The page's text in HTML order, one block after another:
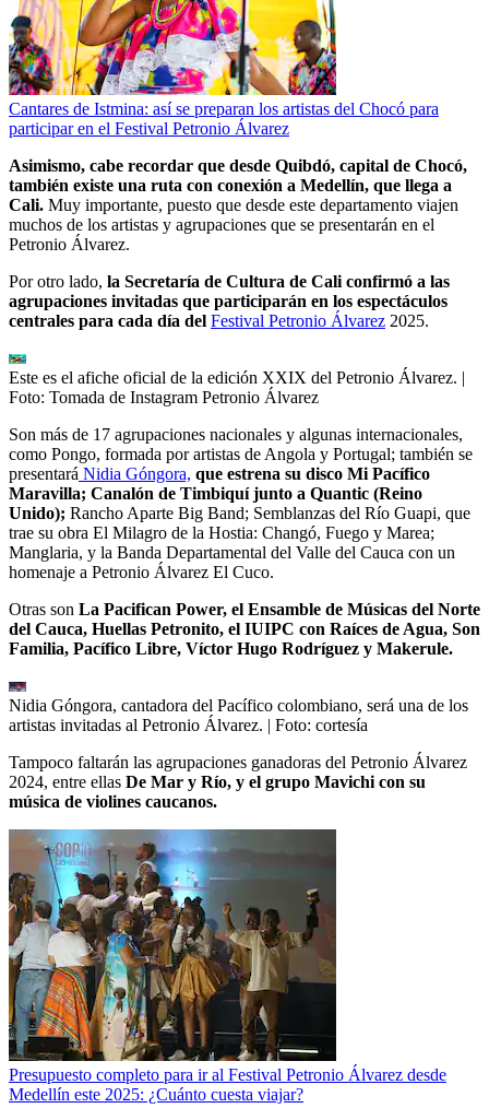
Cantares de Istmina: así se preparan los artistas del Chocó para
participar en el Festival Petronio Álvarez
Asimismo, cabe recordar que desde Quibdó, capital de Chocó,
también existe una ruta con conexión a Medellín, que llega a
Cali. Muy importante, puesto que desde este departamento viajen
muchos de los artistas y agrupaciones que se presentarán en el
Petronio Álvarez.
Por otro lado, la Secretaría de Cultura de Cali confirmó a las
agrupaciones invitadas que participarán en los espectáculos
centrales para cada día del Festival Petronio Álvarez 2025.
Este es el afiche oficial de la edición XXIX del Petronio Álvarez. |
Foto: Tomada de Instagram Petronio Álvarez
Son más de 17 agrupaciones nacionales y algunas internacionales,
como Pongo, formada por artistas de Angola y Portugal; también se
presentará Nidia Góngora, que estrena su disco Mi Pacífico
Maravilla; Canalón de Timbiquí junto a Quantic (Reino
Unido); Rancho Aparte Big Band; Semblanzas del Río Guapi, que
trae su obra El Milagro de la Hostia: Changó, Fuego y Marea;
Manglaria, y la Banda Departamental del Valle del Cauca con un
homenaje a Petronio Álvarez El Cuco.
Otras son La Pacifican Power, el Ensamble de Músicas del Norte
del Cauca, Huellas Petronito, el IUIPC con Raíces de Agua, Son
Familia, Pacífico Libre, Víctor Hugo Rodríguez y Makerule.
Nidia Góngora, cantadora del Pacífico colombiano, será una de los
artistas invitadas al Petronio Álvarez. | Foto: cortesía
Tampoco faltarán las agrupaciones ganadoras del Petronio Álvarez
2024, entre ellas De Mar y Río, y el grupo Mavichi con su
música de violines caucanos.
Presupuesto completo para ir al Festival Petronio Álvarez desde
Medellín este 2025: ¿Cuánto cuesta viajar?